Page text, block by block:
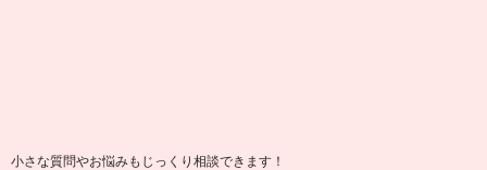
小さな質問やお悩みもじっくり相談できます！